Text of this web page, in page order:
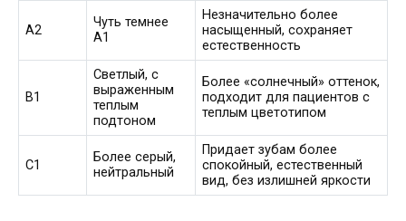
A2
Чуть темнее
A1
Незначительно более
насыщенный, сохраняет
естественность
B1
Светлый, с
выраженным
теплым
подтоном
Более «солнечный» оттенок,
подходит для пациентов с
теплым цветотипом
C1
Более серый,
нейтральный
Придает зубам более
спокойный, естественный
вид, без излишней яркости